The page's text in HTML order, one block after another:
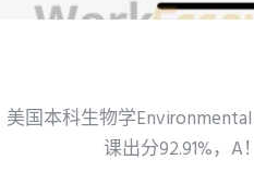
美国本科生物学
课出分92.91%，A！